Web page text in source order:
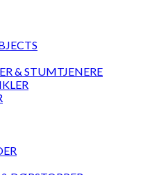
& STUMTJENERE